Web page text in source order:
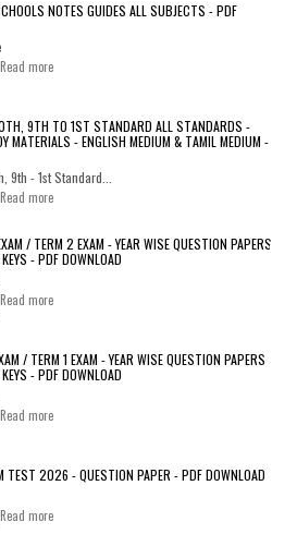
NOTES GUIDES ALL SUBJECTS - PDF
Read more
9TH TO 1ST STANDARD ALL STANDARDS -
MATERIALS - ENGLISH MEDIUM & TAMIL MEDIUM -
9th - 1st Standard...
Read more
/ TERM 2 EXAM - YEAR WISE QUESTION PAPERS
- PDF DOWNLOAD
Read more
/ TERM 1 EXAM - YEAR WISE QUESTION PAPERS
- PDF DOWNLOAD
Read more
TEST 2026 - QUESTION PAPER - PDF DOWNLOAD
Read more